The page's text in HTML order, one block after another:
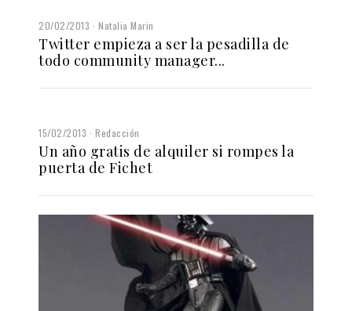
20/02/2013 Natalia Marin
Twitter empieza a ser la pesadilla de
todo community manager...
15/02/2013 Redacción
Un año gratis de alquiler si rompes la
puerta de Fichet